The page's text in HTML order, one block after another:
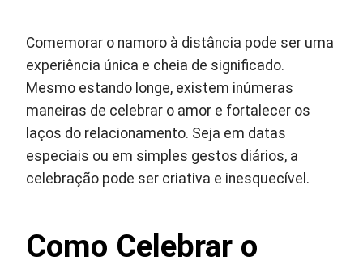
Comemorar o namoro à distância pode ser uma
experiência única e cheia de significado.
Mesmo estando longe, existem inúmeras
maneiras de celebrar o amor e fortalecer os
laços do relacionamento. Seja em datas
especiais ou em simples gestos diários, a
celebração pode ser criativa e inesquecível.
Como Celebrar o